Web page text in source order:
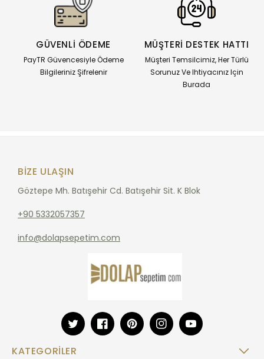
GÜVENLİ ÖDEME
PayTR Güvencesiyle Ödeme
Bilgileriniz Şifrelenir
MÜŞTERİ DESTEK HATTI
Müşteri Temsilcimiz, Her Türlü
Sorunuz Ve Ihtiyacınız Için
Burada
TwitterFacebookPinterestInstagramYouTube
KATEGORILER
BIZE ULAŞIN
Göztepe Mh. Batışehir Cd. Batışehir Sit. K Blok
+90 5332057357
info@dolapsepetim.com